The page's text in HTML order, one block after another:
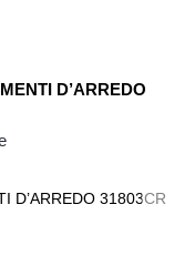
D’ARREDO